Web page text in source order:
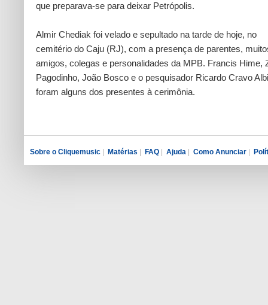
que preparava-se para deixar Petrópolis.
Almir Chediak foi velado e sepultado na tarde de hoje, no
cemitério do Caju (RJ), com a presença de parentes,
amigos, colegas e personalidades da MPB. Francis Hime,
Pagodinho, João Bosco e o pesquisador Ricardo Cravo
foram alguns dos presentes à cerimônia.
Sobre o Cliquemusic Matérias FAQ Ajuda Como Anunciar